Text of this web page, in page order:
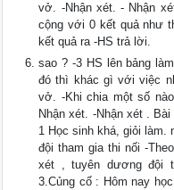
vở. -Nhận xét. - Nhận
cộng với 0 kết quả như
kết quả ra -HS trả lời.
sao ? -3 HS lên bảng
đó thì khác gì với việc
vở. -Khi chia một số
Nhận xét. -Nhận xét .
1 Học sinh khá, giỏi làm.
đội tham gia thi nối -
xét , tuyên dương đội
3.Củng cố : Hôm nay